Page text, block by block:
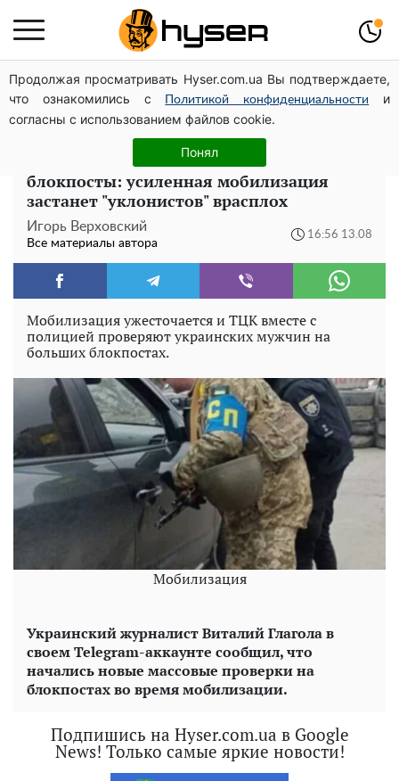
Продолжая просматривать Hyser.com.ua Вы подтверждаете,
что ознакомились с
Политикой конфиденциальности
и
согласны с использованием файлов cookie.
Понял
Дроны с наценкой: Александр Конотопский вывел
миллионы оборонного бюджета через фиктивную
фирму в Эстонии
Новые "облавы" ТЦК и большие
блокпосты: усиленная мобилизация
застанет "уклонистов" врасплох
Игорь Верховский
Все материалы автора
16:56 13.08
Мобилизация ужесточается и ТЦК вместе с
полицией проверяют украинских мужчин на
больших блокпостах.
Мобилизация
Украинский журналист Виталий Глагола в
своемTelegram-аккаунте сообщил, что
начались новые массовые проверки на
блокпостах во время мобилизации.
Подпишись на Hyser.com.ua в Google
News! Только самые яркие новости!